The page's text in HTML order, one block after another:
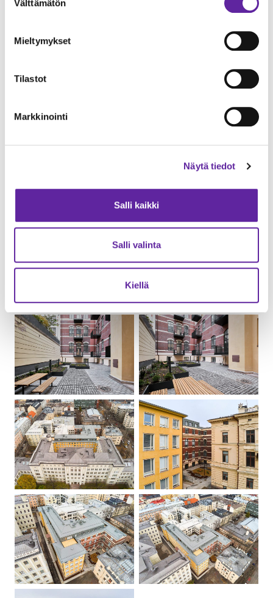
valinta
Välttämätön
Mieltymykset
Tilastot
Markkinointi
Näytä tiedot
Salli kaikki
Salli valinta
Kiellä